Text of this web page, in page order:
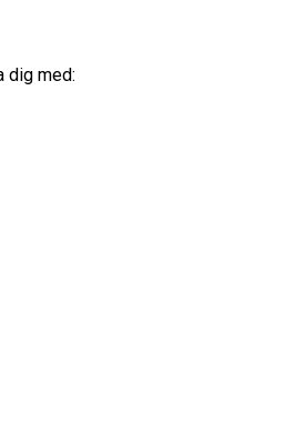
dig med: